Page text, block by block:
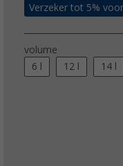
Verzeker tot 5%
volume
6 l
12 l 14 l